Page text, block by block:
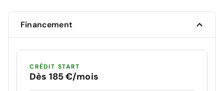
Financement
CRÉDIT START
Dès 185 €/mois